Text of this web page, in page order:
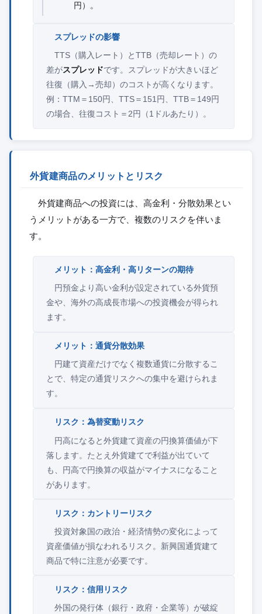
円）。
スプレッドの影響
TTS（購入レート）とTTB（売却レート）の
差がスプレッドです。スプレッドが大きいほど
往復（購入→売却）のコストが高くなります。
例：TTM＝150円、TTS＝151円、TTB＝149円
の場合、往復コスト＝2円（1ドルあたり）。
外貨建商品のメリットとリスク
外貨建商品への投資には、高金利・分散効果とい
うメリットがある一方で、複数のリスクを伴いま
す。
メリット：高金利・高リターンの期待
円預金より高い金利が設定されている外貨預
金や、海外の高成長市場への投資機会が得られ
ます。
メリット：通貨分散効果
円建て資産だけでなく複数通貨に分散するこ
とで、特定の通貨リスクへの集中を避けられま
す。
リスク：為替変動リスク
円高になると外貨建て資産の円換算価値が下
落します。たとえ外貨建てで利益が出ていて
も、円高で円換算の収益がマイナスになること
があります。
リスク：カントリーリスク
投資対象国の政治・経済情勢の変化によって
資産価値が損なわれるリスク。新興国通貨建て
商品で特に注意が必要です。
リスク：信用リスク
外国の発行体（銀行・政府・企業等）が破綻